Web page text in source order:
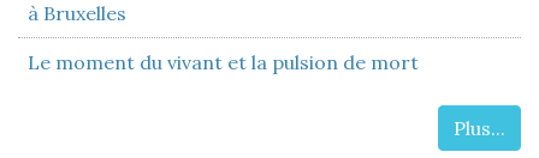
à Bruxelles
Le moment du vivant et la pulsion de mort
Plus...